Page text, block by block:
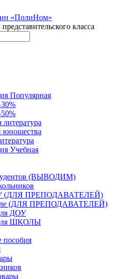
класса
Популярная
юношества
Учебная
(ВЫВОДИМ)
(ДЛЯ ПРЕПОДАВАТЕЛЕЙ)
(ДЛЯ ПРЕПОДАВАТЕЛЕЙ)
ДОУ
для ШКОЛЫ
пособия